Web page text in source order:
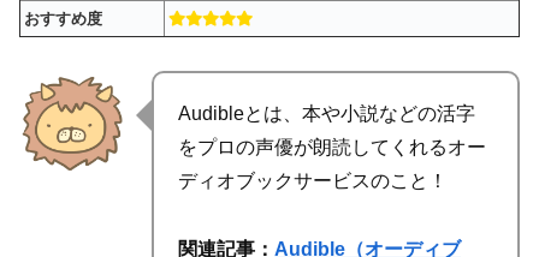
おすすめ度
Audibleとは、本や小説などの活字
をプロの声優が朗読 してくれるオー
ディオブックサービスのこと！
関連記事： Audible（オーディブ